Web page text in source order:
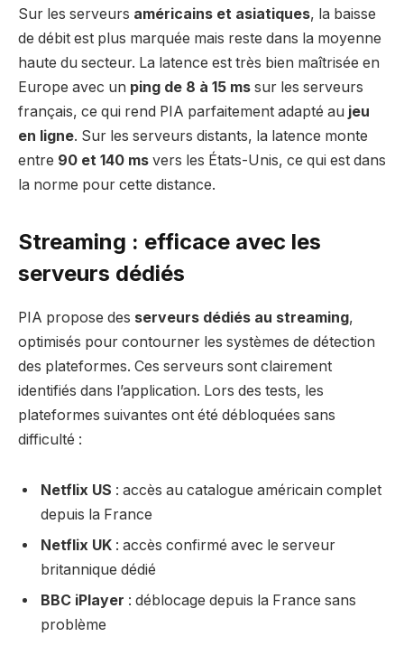
Sur les serveurs américains et asiatiques, la baisse
de débit est plus marquée mais reste dans la moyenne
haute du secteur. La latence est très bien maîtrisée en
Europe avec un ping de 8 à 15 ms sur les serveurs
français, ce qui rend PIA parfaitement adapté au jeu
en ligne. Sur les serveurs distants, la latence monte
entre 90 et 140 ms vers les États-Unis, ce qui est dans
la norme pour cette distance.
Streaming : efficace avec les
serveurs dédiés
PIA propose des serveurs dédiés au streaming,
optimisés pour contourner les systèmes de détection
des plateformes. Ces serveurs sont clairement
identifiés dans l’application. Lors des tests, les
plateformes suivantes ont été débloquées sans
difficulté :
Netflix US : accès au catalogue américain complet
depuis la France
Netflix UK : accès confirmé avec le serveur
britannique dédié
BBC iPlayer : déblocage depuis la France sans
problème